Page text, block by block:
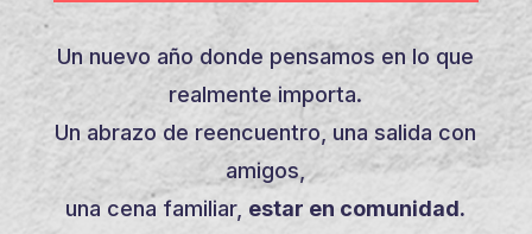
Un nuevo año donde pensamos en lo que
realmente importa.
Un abrazo de reencuentro, una salida con
amigos,
una cena familiar, estar en comunidad.